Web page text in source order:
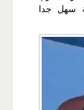
سهل جدا